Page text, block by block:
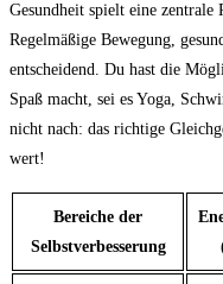
Gesundheit spielt eine zentrale
Regelmäßige Bewegung,‌
entscheidend. Du hast die
Spaß macht, sei es Yoga,
nicht ​nach: das richtige
wert!
Bereiche der
Selbstverbesserung